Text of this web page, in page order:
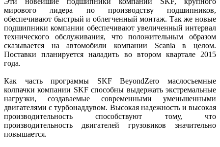
мирового лидера по производству подшипников,
обеспечивают быстрый и облегченный монтаж. Так же новые
подшипники компании обеспечивают увеличенный интервал
технического обслуживания, что положительным образом
сказывается на автомобили компании Scania в целом.
Поставки планируется наладить во втором квартале 2015
года.
Как часть программы SKF BeyondZero маслосъемные
колпачки компании SKF способны выдержать экстремальные
нагрузки, создаваемые современными уменьшенными
двигателями с турбонаддувом. Высокая надежность и высокая
производительность способствуют тому, что
производительность двигателей грузовиков значительно
повышается.